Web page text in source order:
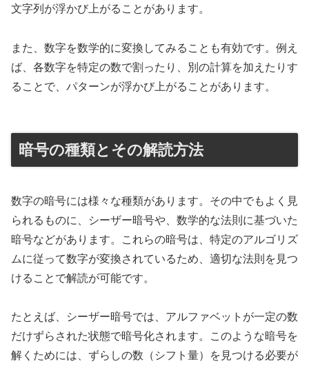
文字列が浮かび上がることがあります。
また、数字を数学的に変換してみることも有効です。例え
ば、各数字を特定の数で割ったり、別の計算を加えたりす
ることで、パターンが浮かび上がることがあります。
暗号の種類とその解読方法
数字の暗号には様々な種類があります。その中でもよく見
られるものに、シーザー暗号や、数学的な法則に基づいた
暗号などがあります。これらの暗号は、特定のアルゴリズ
ムに従って数字が変換されているため、適切な法則を見つ
けることで解読が可能です。
たとえば、シーザー暗号では、アルファベットが一定の数
だけずらされた状態で暗号化されます。このような暗号を
解くためには、ずらしの数（シフト量）を見つける必要が